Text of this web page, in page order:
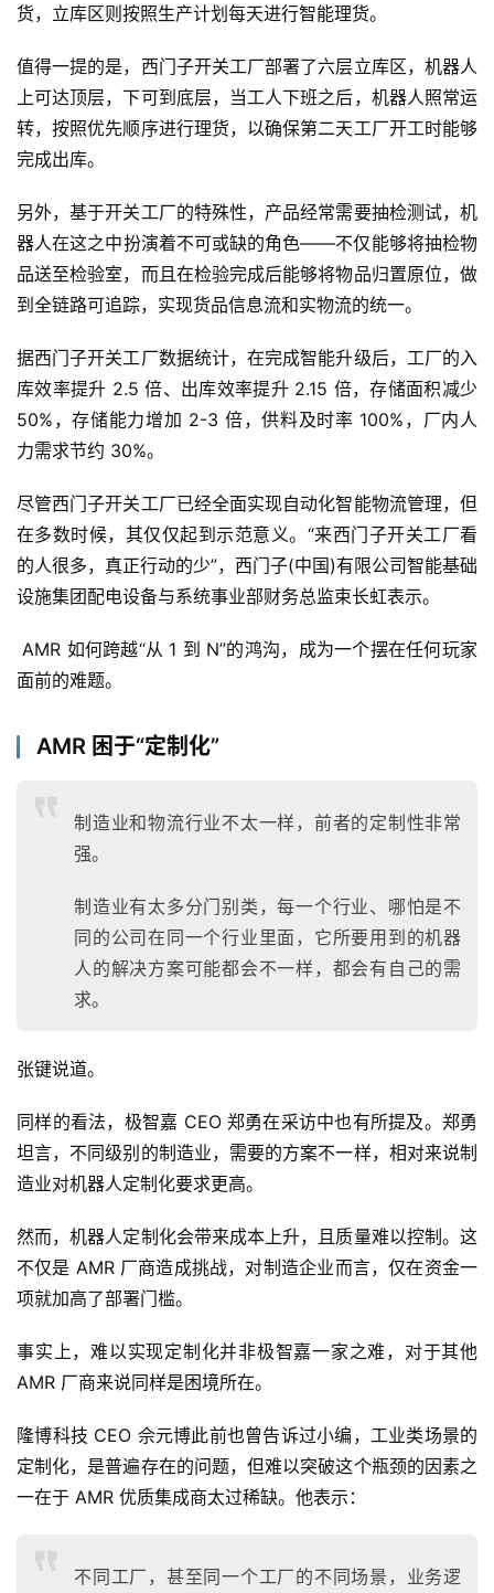
首
页
业
界
工
智
深
度
货，立库区则按照生产计划每天进行智能理货。
值得一提的是，西门子开关工厂部署了六层立库区，机器人
上可达顶层，下可到底层，当工人下班之后，机器人照常运
转，按照优先顺序进行理货，以确保第二天工厂开工时能够
完成出库。
另外，基于开关工厂的特殊性，产品经常需要抽检测试，机
器人在这之中扮演着不可或缺的角色——不仅能够将抽检物
品送至检验室，而且在检验完成后能够将物品归置原位，做
到全链路可追踪，实现货品信息流和实物流的统一。
据西门子开关工厂数据统计，在完成智能升级后，工厂的入
库效率提升 2.5 倍、出库效率提升 2.15 倍，存储面积减少
50%，存储能力增加 2-3 倍，供料及时率 100%，厂内人
力需求节约 30%。
尽管西门子开关工厂已经全面实现自动化智能物流管理，但
在多数时候，其仅仅起到示范意义。“来西门子开关工厂看
的人很多，真正行动的少”，西门子(中国)有限公司智能基础
设施集团配电设备与系统事业部财务总监束长虹表示。
AMR 如何跨越“从 1 到 N”的鸿沟，成为一个摆在任何玩家
面前的难题。
AMR 困于“定制化”
制造业和物流行业不太一样，前者的定制性非常
强。
制造业有太多分门别类，每一个行业、哪怕是不
同的公司在同一个行业里面，它所要用到的机器
人的解决方案可能都会不一样，都会有自己的需
求。
张键说道。
同样的看法，极智嘉 CEO 郑勇在采访中也有所提及。郑勇
坦言，不同级别的制造业，需要的方案不一样，相对来说制
造业对机器人定制化要求更高。
然而，机器人定制化会带来成本上升，且质量难以控制。这
不仅是 AMR 厂商造成挑战，对制造企业而言，仅在资金一
项就加高了部署门槛。
事实上，难以实现定制化并非极智嘉一家之难，对于其他
AMR 厂商来说同样是困境所在。
隆博科技 CEO 佘元博此前也曾告诉过小编，工业类场景的
定制化，是普遍存在的问题，但难以突破这个瓶颈的因素之
一在于 AMR 优质集成商太过稀缺。他表示：
不同工厂，甚至同一个工厂的不同场景，业务逻